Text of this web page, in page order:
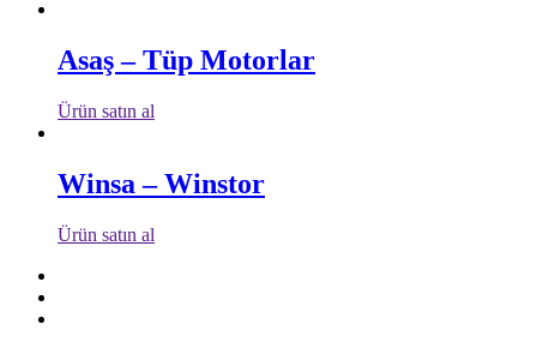
Asaş – Tüp Motorlar
Ürün satın al
Winsa – Winstor
Ürün satın al